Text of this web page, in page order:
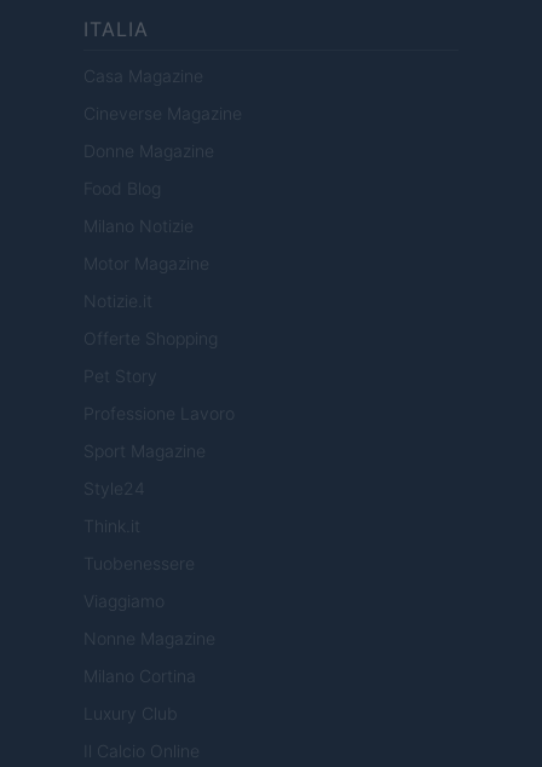
ITALIA
Casa Magazine
Cineverse Magazine
Donne Magazine
Food Blog
Milano Notizie
Motor Magazine
Notizie.it
Offerte Shopping
Pet Story
Professione Lavoro
Sport Magazine
Style24
Think.it
Tuobenessere
Viaggiamo
Nonne Magazine
Milano Cortina
Luxury Club
Il Calcio Online